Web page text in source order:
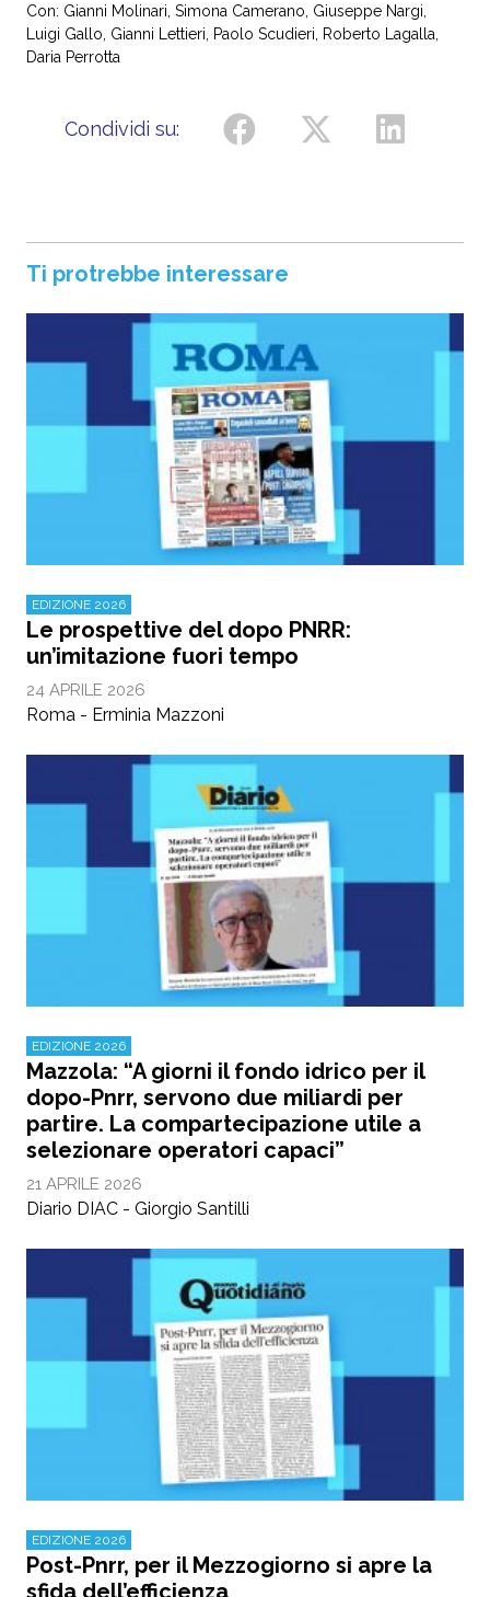
Con: Gianni Molinari, Simona Camerano, Giuseppe Nargi,
Luigi Gallo, Gianni Lettieri, Paolo Scudieri, Roberto Lagalla,
Daria Perrotta
Condividi su:
Ti protrebbe interessare
EDIZIONE 2026
Le prospettive del dopo PNRR:
un’imitazione fuori tempo
24 APRILE 2026
Roma - Erminia Mazzoni
EDIZIONE 2026
Mazzola: “A giorni il fondo idrico per il
dopo-Pnrr, servono due miliardi per
partire. La compartecipazione utile a
selezionare operatori capaci”
21 APRILE 2026
Diario DIAC - Giorgio Santilli
EDIZIONE 2026
Post-Pnrr, per il Mezzogiorno si apre la
sfida dell’efficienza